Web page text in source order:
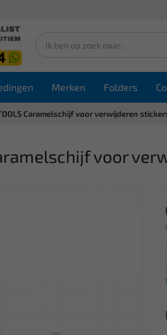
Merken Folders
Caramelschijf voor verwijderen
voor